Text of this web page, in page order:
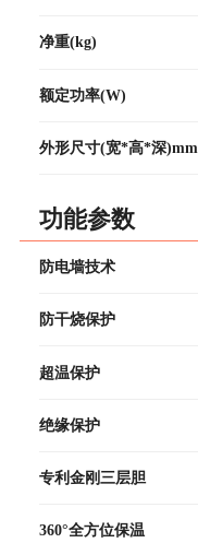
净重(kg)
额定功率(W)
外形尺寸(宽*高*深)mm
功能参数
防电墙技术
防干烧保护
超温保护
绝缘保护
专利金刚三层胆
360°全方位保温